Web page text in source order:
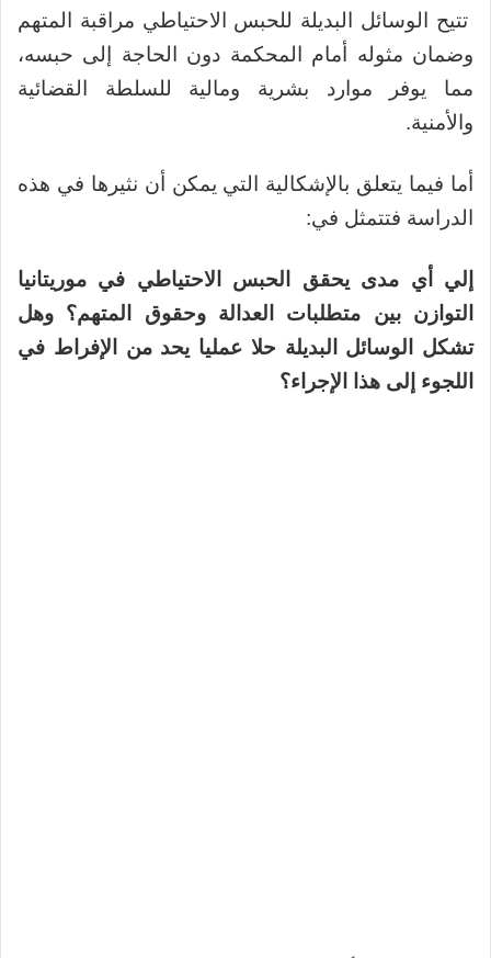
تتيح الوسائل البديلة للحبس الاحتياطي مراقبة المتهم
وضمان مثوله أمام المحكمة دون الحاجة إلى حبسه،
مما يوفر موارد بشرية ومالية للسلطة القضائية
والأمنية.
أما فيما يتعلق بالإشكالية التي يمكن أن نثيرها في هذه
الدراسة فتتمثل في:
إلي أي مدى يحقق الحبس الاحتياطي في موريتانيا
التوازن بين متطلبات العدالة وحقوق المتهم؟ وهل
تشكل الوسائل البديلة حلا عمليا يحد من الإفراط في
اللجوء إلى هذا الإجراء؟